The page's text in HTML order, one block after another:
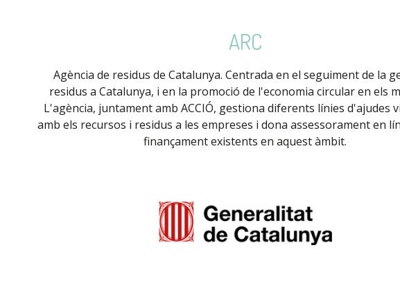
ARC
Agència de residus de Catalunya. Centrada en el seguiment de la
residus a Catalunya, i en la promoció de l'economia circular en els
L'agència, juntament amb ACCIÓ, gestiona diferents línies d'ajudes
amb els recursos i residus a les empreses i dona assessorament en
finançament existents en aquest àmbit.